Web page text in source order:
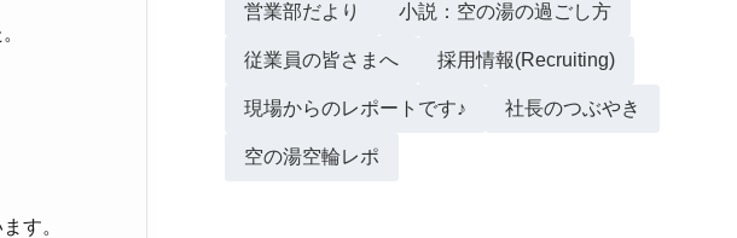
す。
営業部だより 小説：空の湯の過ごし方
従業員の皆さまへ 採用情報(Recruiting)
現場からのレポートです♪ 社長のつぶやき
空の湯空輪レポ